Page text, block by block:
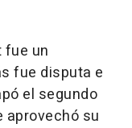
fue un
fue disputa e
el segundo
aprovechó su